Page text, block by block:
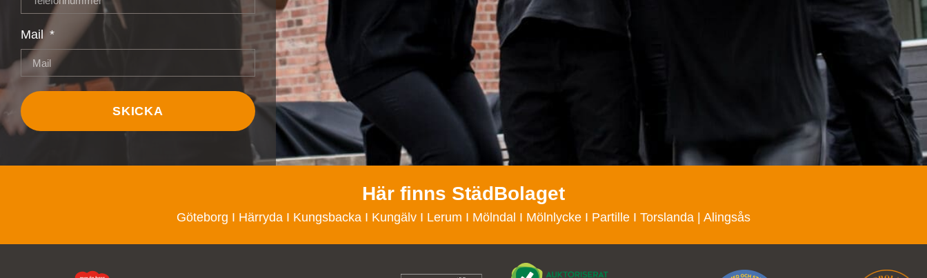
Mail
SKICKA
Här finns StädBolaget
Göteborg I Härryda I Kungsbacka I Kungälv I Lerum I Mölndal I Mölnlycke I Partille I Torslanda Alingsås